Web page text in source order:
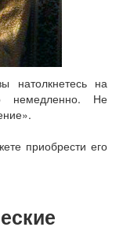
натолкнетесь на
немедленно. Не
приобрести его